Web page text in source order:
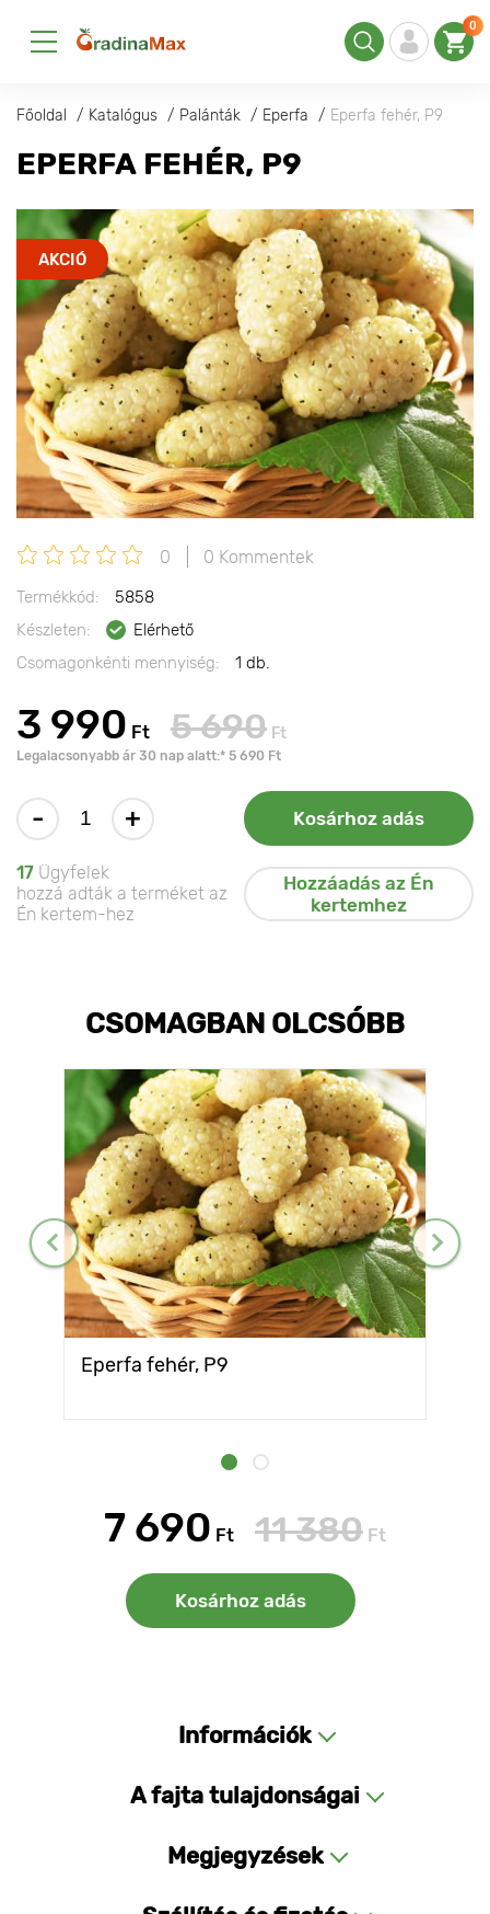
0
Főoldal Katalógus Palánták Eperfa Eperfa fehér, P9
EPERFA FEHÉR, P9
AKCIÓ
0 0 Kommentek
Termékkód:
5858
Készleten:
Elérhető
Csomagonkénti mennyiség:
1 db.
3 990 Ft 5 690 Ft
Legalacsonyabb ár 30 nap alatt:* 5 690 Ft
- + Kosárhoz adás
17 Ügyfelek
hozzá adták a terméket az
Én kertem-hez
Hozzáadás az Én
kertemhez
CSOMAGBAN OLCSÓBB
Eperfa fehér, P9
7 690 Ft 11 380 Ft
Kosárhoz adás
Információk
A fajta tulajdonságai
Megjegyzések